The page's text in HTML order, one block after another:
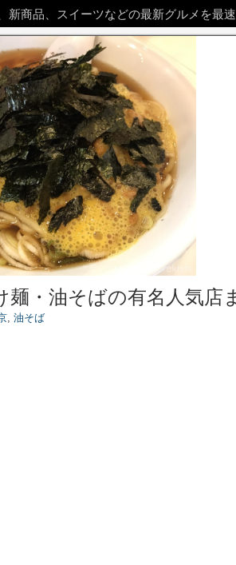
商品、スイーツなどの最新グルメを最
・油そばの有名人気店
, 油そば